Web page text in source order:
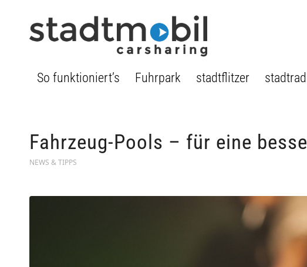
So funktioniert’s Fuhrpark stadtflitzer
Fahrzeug-Pools – für eine
NEWS & TIPPS